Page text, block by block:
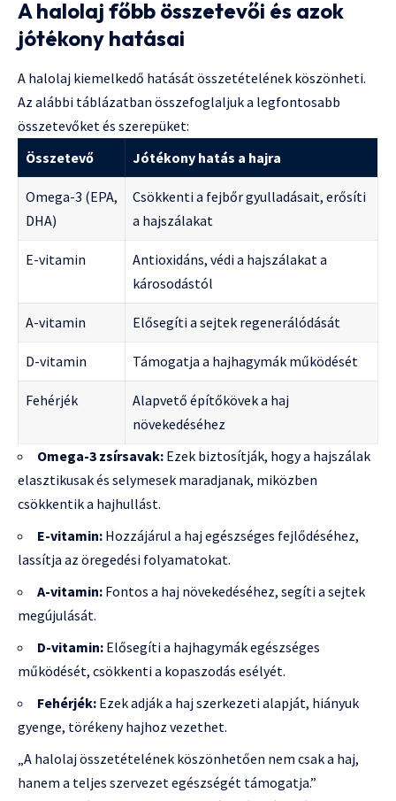
A halolaj főbb összetevői és azok
jótékony hatásai
A halolaj kiemelkedő hatását összetételének köszönheti.
Az alábbi táblázatban összefoglaljuk a legfontosabb
összetevőket és szerepüket:
Összetevő
Jótékony hatás a hajra
Omega-3 (EPA,
DHA)
Csökkenti a fejbőr gyulladásait, erősíti
a hajszálakat
E-vitamin
Antioxidáns, védi a hajszálakat a
károsodástól
A-vitamin Elősegíti a sejtek regenerálódását
D-vitamin Támogatja a hajhagymák működését
Fehérjék
Alapvető építőkövek a haj
növekedéséhez
Omega-3 zsírsavak: Ezek biztosítják, hogy a hajszálak
elasztikusak és selymesek maradjanak, miközben
csökkentik a hajhullást.
E-vitamin: Hozzájárul a haj egészséges fejlődéséhez,
lassítja az öregedési folyamatokat.
A-vitamin: Fontos a haj növekedéséhez, segíti a sejtek
megújulását.
D-vitamin: Elősegíti a hajhagymák egészséges
működését, csökkenti a kopaszodás esélyét.
Fehérjék: Ezek adják a haj szerkezeti alapját, hiányuk
gyenge, törékeny hajhoz vezethet.
„A halolaj összetételének köszönhetően nem csak a haj,
hanem a teljes szervezet egészségét támogatja.”